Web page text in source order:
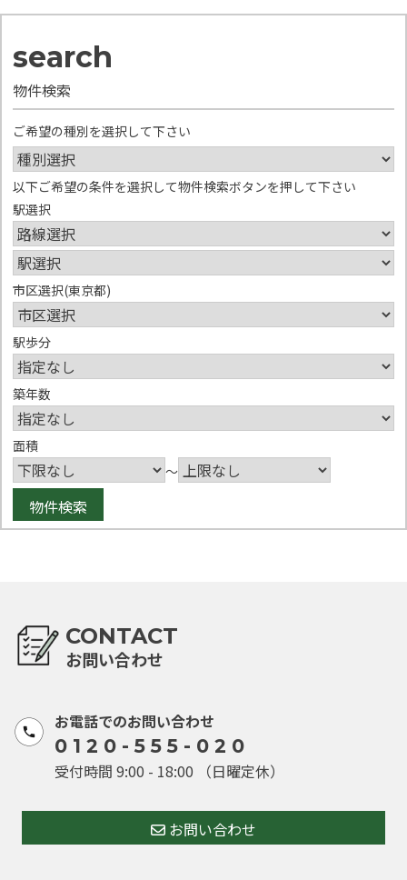
物件検索
ご希望の種別を選択して下さい
以下ご希望の条件を選択して物件検索ボタンを押して下さい
駅選択
市区選択(東京都)
駅歩分
築年数
面積
～
CONTACT
お問い合わせ
お電話でのお問い合わせ
0120-555-020
受付時間 9:00 - 18:00 （日曜定休）
お問い合わせ